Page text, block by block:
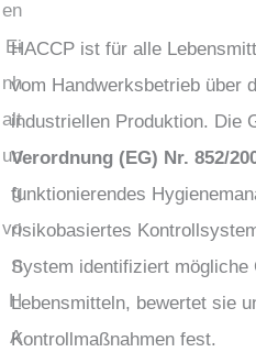
HACCP ist für alle
vom Handwerksbetrieb über
industriellen Produktion. Die
Verordnung (EG) Nr. 852/
funktionierendes
risikobasiertes
System identifiziert mögliche
Lebensmitteln, bewertet sie
Kontrollmaßnahmen fest.